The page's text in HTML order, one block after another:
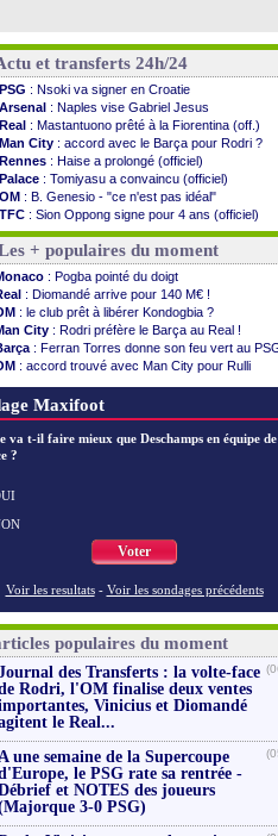
et transferts 24h/24
PSG : Nsoki va signer en Croatie
Arsenal : Naples vise Gabriel Jesus
Real : Mastantuono prêté à la Fiorentina (off.)
Man City : accord avec le Barça pour Rodri ?
Rennes : Haise a prolongé (officiel)
Palace : Tomiyasu a convaincu (officiel)
OM : B. Genesio - "ce n'est pas idéal"
TFC : Sion Oppong signe pour 4 ans (officiel)
PSG: Liverpool va proposer 115 M€ pour ...
Norvège: la démission d'Infantino réclamée
PSG: Mbaye, deux pistes se détachent
Monaco : Filipe Luis veut remplacer Akliouche
Grenade: Luca Zidane va changer de club
Juve: Zhegrova très clair sur son futur
OM : Aguerd, le plan B de Naples
Arsenal : Guimarães a signé son contrat
Nantes: direction Chypre pour Duverne
Man Utd: Bayindir signe au Celta (officiel)
: l'option Monaco pour Lukaku !
PSG
+ populaires du moment
: Pogba pointé du doigt
: Diomandé arrive pour 140 M€ !
: le club prêt à libérer Kondogbia ?
City : Rodri préfère le Barça au Real !
: Ferran Torres donne son feu vert au
: accord trouvé avec Man City pour Rulli
: une offre pour Bulka
Maxifoot
va t-il faire mieux que Deschamps en équipe de
?
Voter
Voir les resultats - Voir les sondages précédents
populaires du moment
des Transferts : la volte-face
Rodri, l'OM finalise deux ventes
Vinicius et Diomandé
le Real...
une semaine de la Supercoupe
le PSG rate sa rentrée -
et NOTES des joueurs
3-0 PSG)